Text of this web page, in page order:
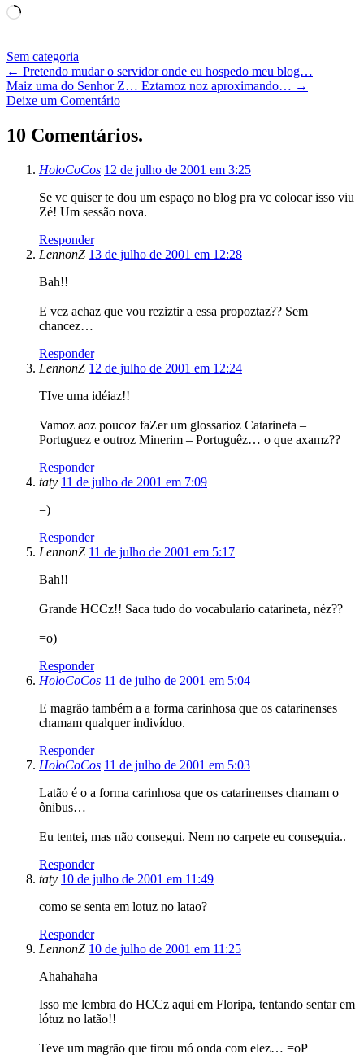
Carregando...
Sem categoria
← Pretendo mudar o servidor onde eu hospedo meu blog…
Maiz uma do Senhor Z… Eztamoz noz aproximando… →
Deixe um Comentário
10 Comentários.
HoloCoCos 12 de julho de 2001 em 3:25
Se vc quiser te dou um espaço no blog pra vc colocar isso viu
Zé! Um sessão nova.
Responder
LennonZ 13 de julho de 2001 em 12:28
Bah!!
E vcz achaz que vou reziztir a essa propoztaz?? Sem
chancez…
Responder
LennonZ 12 de julho de 2001 em 12:24
TIve uma idéiaz!!
Vamoz aoz poucoz faZer um glossarioz Catarineta –
Portuguez e outroz Minerim – Portuguêz… o que axamz??
Responder
taty 11 de julho de 2001 em 7:09
=)
Responder
LennonZ 11 de julho de 2001 em 5:17
Bah!!
Grande HCCz!! Saca tudo do vocabulario catarineta, néz??
=o)
Responder
HoloCoCos 11 de julho de 2001 em 5:04
E magrão também a a forma carinhosa que os catarinenses
chamam qualquer indivíduo.
Responder
HoloCoCos 11 de julho de 2001 em 5:03
Latão é o a forma carinhosa que os catarinenses chamam o
ônibus…
Eu tentei, mas não consegui. Nem no carpete eu conseguia..
Responder
taty 10 de julho de 2001 em 11:49
como se senta em lotuz no latao?
Responder
LennonZ 10 de julho de 2001 em 11:25
Ahahahaha
Isso me lembra do HCCz aqui em Floripa, tentando sentar em
lótuz no latão!!
Teve um magrão que tirou mó onda com elez… =oP